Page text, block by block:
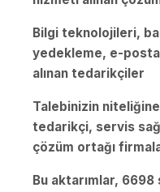
Bilgi teknolojileri,
yedekleme, e-
alınan tedarikçiler
Talebinizin
tedarikçi, servis
çözüm ortağı
Bu aktarımlar, 6698